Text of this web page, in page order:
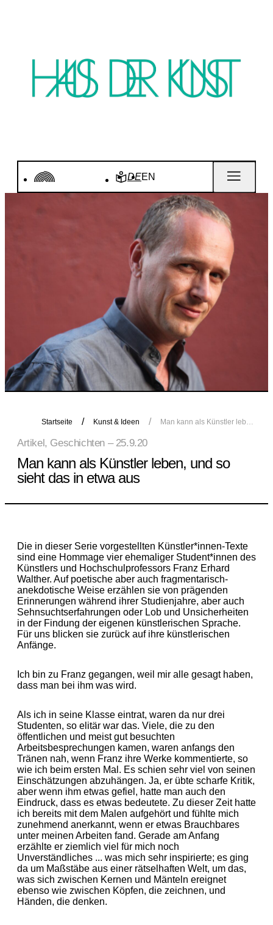
DEEN
Startseite Kunst & Ideen
Artikel, Geschichten – 25.9.20
Man kann als Künstler leben, und so
sieht das in etwa aus
Die in dieser Serie vorgestellten Künstler*innen-Texte
sind eine Hommage vier ehemaliger Student*innen des
Künstlers und Hochschulprofessors Franz Erhard
Walther. Auf poetische aber auch fragmentarisch-
anekdotische Weise erzählen sie von prägenden
Erinnerungen während ihrer Studienjahre, aber auch
Sehnsuchtserfahrungen oder Lob und Unsicherheiten
in der Findung der eigenen künstlerischen Sprache.
Für uns blicken sie zurück auf ihre künstlerischen
Anfänge.
Ich bin zu Franz gegangen, weil mir alle gesagt haben,
dass man bei ihm was wird.
Als ich in seine Klasse eintrat, waren da nur drei
Studenten, so elitär war das. Viele, die zu den
öffentlichen und meist gut besuchten
Arbeitsbesprechungen kamen, waren anfangs den
Tränen nah, wenn Franz ihre Werke kommentierte, so
wie ich beim ersten Mal. Es schien sehr viel von seinen
Einschätzungen abzuhängen. Ja, er übte scharfe Kritik,
aber wenn ihm etwas gefiel, hatte man auch den
Eindruck, dass es etwas bedeutete. Zu dieser Zeit hatte
ich bereits mit dem Malen aufgehört und fühlte mich
zunehmend anerkannt, wenn er etwas Brauchbares
unter meinen Arbeiten fand. Gerade am Anfang
erzählte er ziemlich viel für mich noch
Unverständliches ... was mich sehr inspirierte; es ging
da um Maßstäbe aus einer rätselhaften Welt, um das,
was sich zwischen Kernen und Mänteln ereignet
ebenso wie zwischen Köpfen, die zeichnen, und
Händen, die denken.